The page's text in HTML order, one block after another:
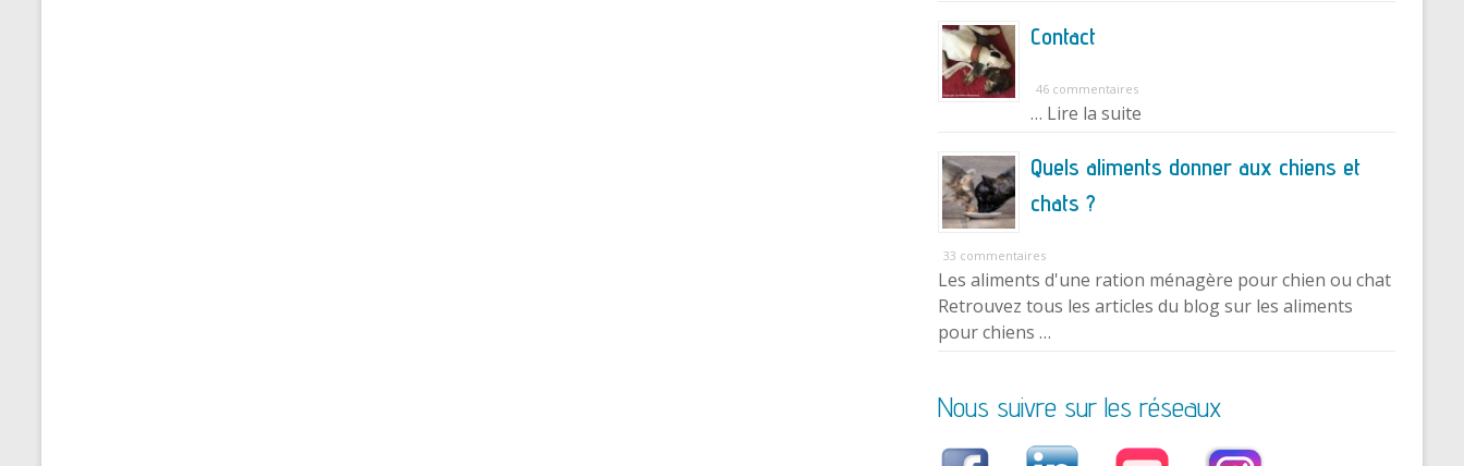
Contact
46 commentaires
… Lire la suite
Quels aliments donner aux chiens et
chats ?
33 commentaires
Les aliments d'une ration ménagère pour chien ou chat
Retrouvez tous les articles du blog sur les aliments
pour chiens …
Nous suivre sur les réseaux